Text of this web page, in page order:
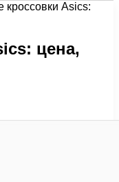
кроссовки Asics:
цена,